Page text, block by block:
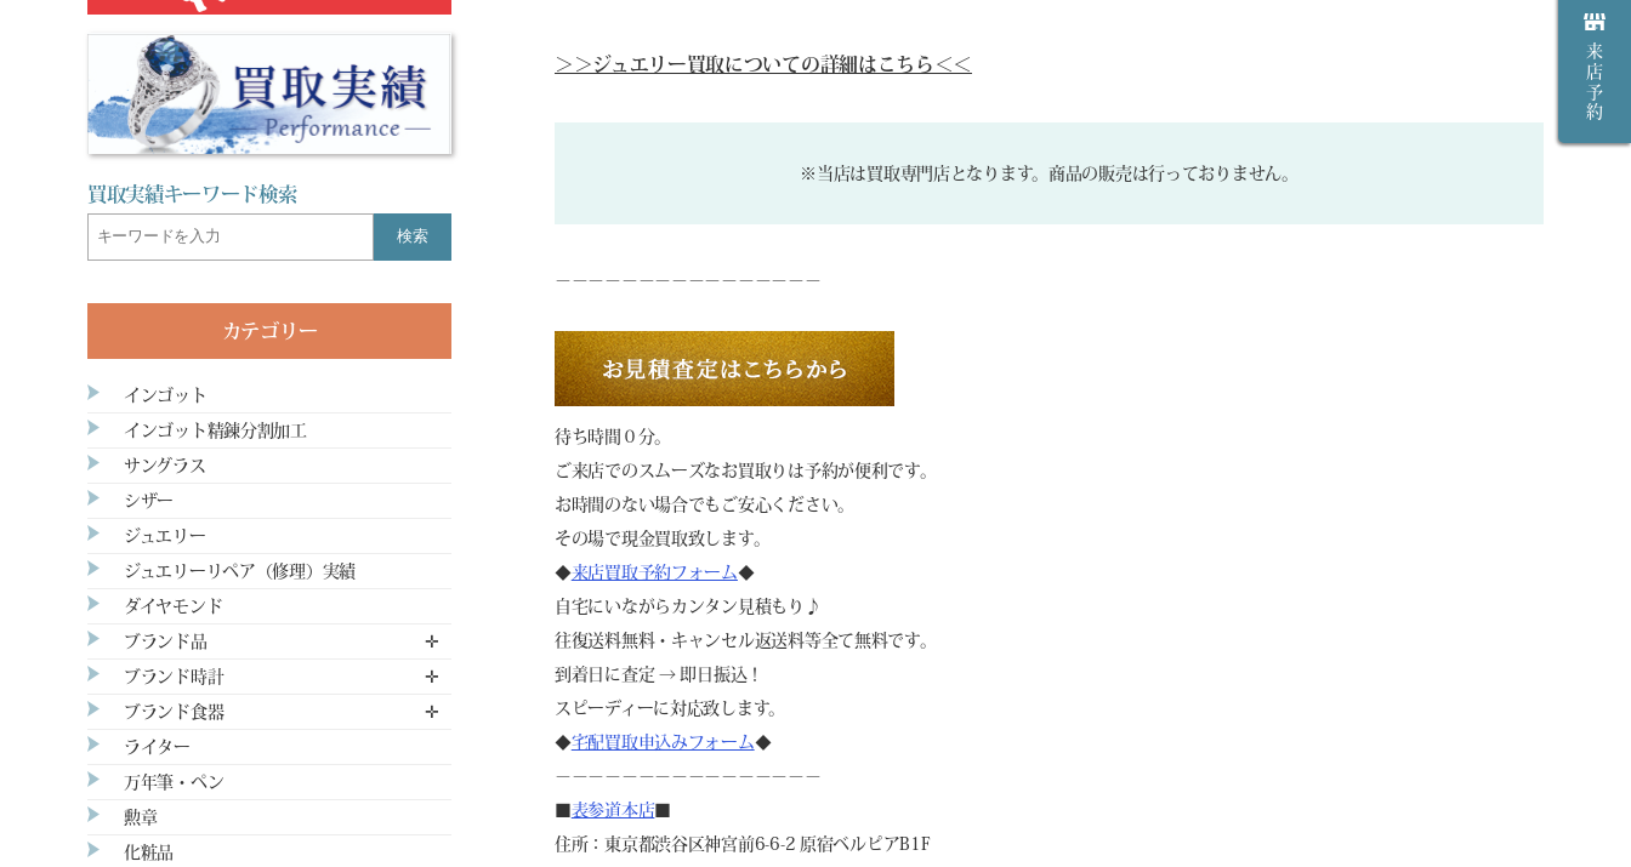
＞＞ジュエリー買取についての詳細はこちら＜＜
※当店は買取専門店となります。商品の販売は行っておりません。
－－－－－－－－－－－－－－－－
待ち時間０分。
ご来店でのスムーズなお買取りは予約が便利です。
お時間のない場合でもご安心ください。
その場で現金買取致します。
◆来店買取予約フォーム◆
自宅にいながらカンタン見積もり♪
往復送料無料・キャンセル返送料等全て無料です。
到着日に査定 → 即日振込！
スピーディーに対応致します。
◆宅配買取申込みフォーム◆
－－－－－－－－－－－－－－－－
■表参道本店■
住所：東京都渋谷区神宮前6-6-2 原宿ベルピアB1F
買取実績キーワード検索
検索
カテゴリー
インゴット
インゴット精錬分割加工
サングラス
シザー
ジュエリー
ジュエリーリペア（修理）実績
ダイヤモンド
ブランド品 ✛
ブランド時計 ✛
ブランド食器 ✛
ライター
万年筆・ペン
勲章
化粧品
来店予約